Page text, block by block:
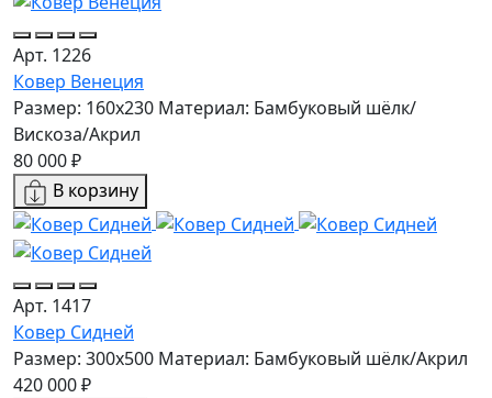
Арт. 1226
Ковер Венеция
Размер: 160х230 Материал: Бамбуковый шёлк/
Вискоза/Акрил
80 000 ₽
В корзину
Арт. 1417
Ковер Сидней
Размер: 300x500 Материал: Бамбуковый шёлк/Акрил
420 000 ₽